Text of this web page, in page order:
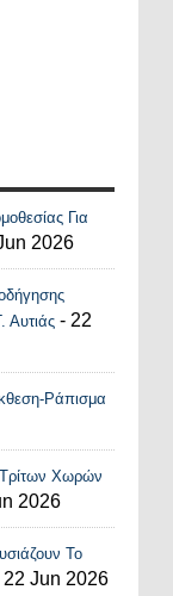
Recent Posts Widget
Για
2026
Αυτιάς - 22
Ράπισμα
Χωρών
2026
Το
22 Jun 2026